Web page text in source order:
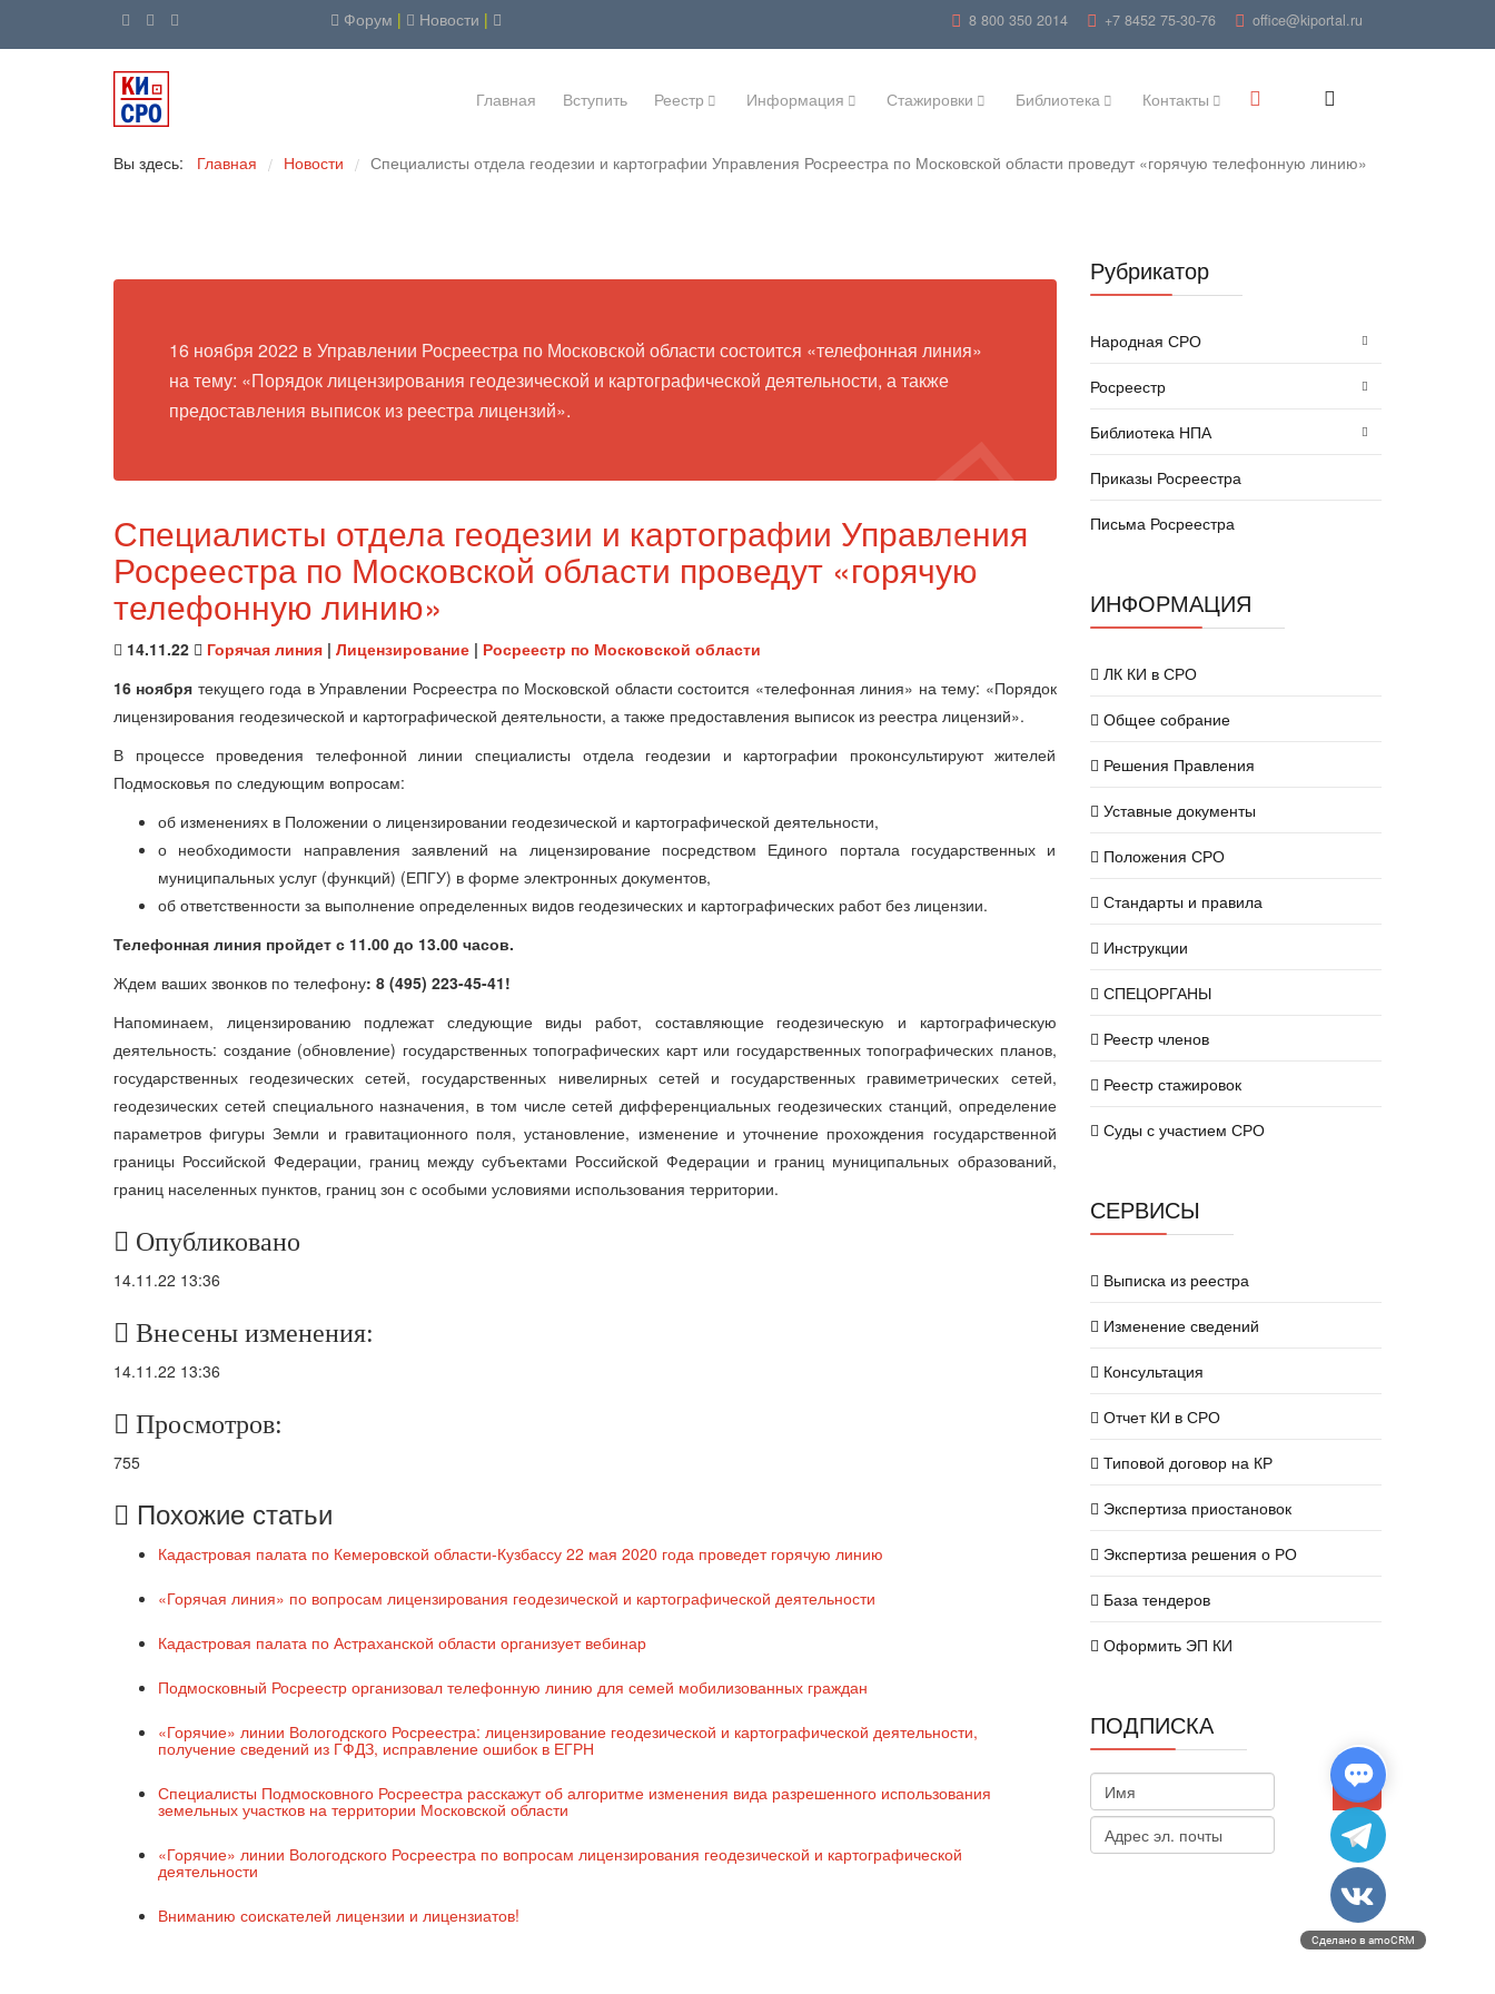
Форум | Новости | 8 800 350 2014 +7 8452 75-30-76 office@kiportal.ru
Главная Вступить Реестр Информация Стажировки Библиотека Контакты
Вы здесь: Главная / Новости / Специалисты отдела геодезии и картографии Управления Росреестра по Московской области проведут «горячую телефонную линию»
16 ноября 2022 в Управлении Росреестра по Московской области состоится «телефонная линия»
на тему: «Порядок лицензирования геодезической и картографической деятельности, а также
предоставления выписок из реестра лицензий».
Специалисты отдела геодезии и картографии Управления
Росреестра по Московской области проведут «горячую
телефонную линию»
14.11.22 Горячая линия | Лицензирование | Росреестр по Московской области
16 ноября текущего года в Управлении Росреестра по Московской области состоится «телефонная линия» на тему: «Порядок
лицензирования геодезической и картографической деятельности, а также предоставления выписок из реестра лицензий».
В процессе проведения телефонной линии специалисты отдела геодезии и картографии проконсультируют жителей
Подмосковья по следующим вопросам:
об изменениях в Положении о лицензировании геодезической и картографической деятельности,
о необходимости направления заявлений на лицензирование посредством Единого портала государственных и
муниципальных услуг (функций) (ЕПГУ) в форме электронных документов,
об ответственности за выполнение определенных видов геодезических и картографических работ без лицензии.
Телефонная линия пройдет с 11.00 до 13.00 часов.
Ждем ваших звонков по телефону: 8 (495) 223-45-41!
Напоминаем, лицензированию подлежат следующие виды работ, составляющие геодезическую и картографическую
деятельность: создание (обновление) государственных топографических карт или государственных топографических планов,
государственных геодезических сетей, государственных нивелирных сетей и государственных гравиметрических сетей,
геодезических сетей специального назначения, в том числе сетей дифференциальных геодезических станций, определение
параметров фигуры Земли и гравитационного поля, установление, изменение и уточнение прохождения государственной
границы Российской Федерации, границ между субъектами Российской Федерации и границ муниципальных образований,
границ населенных пунктов, границ зон с особыми условиями использования территории.
Опубликовано
14.11.22 13:36
Внесены изменения:
14.11.22 13:36
Просмотров:
755
Похожие статьи
Кадастровая палата по Кемеровской области-Кузбассу 22 мая 2020 года проведет горячую линию
«Горячая линия» по вопросам лицензирования геодезической и картографической деятельности
Кадастровая палата по Астраханской области организует вебинар
Подмосковный Росреестр организовал телефонную линию для семей мобилизованных граждан
«Горячие» линии Вологодского Росреестра: лицензирование геодезической и картографической деятельности,
получение сведений из ГФДЗ, исправление ошибок в ЕГРН
Специалисты Подмосковного Росреестра расскажут об алгоритме изменения вида разрешенного использования
земельных участков на территории Московской области
«Горячие» линии Вологодского Росреестра по вопросам лицензирования геодезической и картографической
деятельности
Вниманию соискателей лицензии и лицензиатов!
Рубрикатор
Народная СРО
Росреестр
Библиотека НПА
Приказы Росреестра
Письма Росреестра
ИНФОРМАЦИЯ
ЛК КИ в СРО
Общее собрание
Решения Правления
Уставные документы
Положения СРО
Стандарты и правила
Инструкции
СПЕЦОРГАНЫ
Реестр членов
Реестр стажировок
Суды с участием СРО
СЕРВИСЫ
Выписка из реестра
Изменение сведений
Консультация
Отчет КИ в СРО
Типовой договор на КР
Экспертиза приостановок
Экспертиза решения о РО
База тендеров
Оформить ЭП КИ
ПОДПИСКА
Сделано в amoCRM